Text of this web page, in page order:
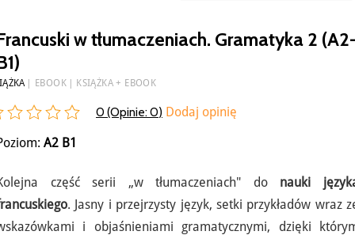
w tłumaczeniach. Gramatyka 2
EBOOK KSIĄŻKA + EBOOK
0 (Opinie:0) Dodaj opinię
A2 B1
część serii „w tłumaczeniach" do nauki
. Jasny i przejrzysty język, setki przykładów wraz
i objaśnieniami gramatycznymi, dzięki